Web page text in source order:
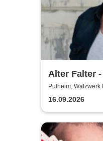
Alter Falter
Hennes
Pulheim, Walzwerk
16.09.2026